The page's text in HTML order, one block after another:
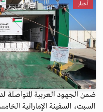
أخبار
ضمن الجهود العربية
السبت، السفينة الإماراتية